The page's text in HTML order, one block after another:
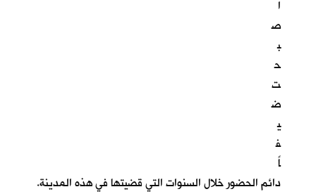
ا
ص
ب
ح
ت
ض
ي
ف
اً
دائم الحضور خلال السنوات التي قضيتها في هذه المدينة.